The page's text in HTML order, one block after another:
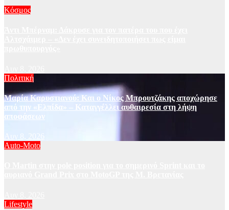
Κόσμος
Πολιτική
Μαρία Καρυστιανού: Και ο Νίκος Μπρουτζάκης αποχώρησε
από την «Ελπίδα» – Καταγγέλλει αυθαιρεσία στη λήψη
αποφάσεων
Αυγ 8, 2026
Auto-Moto
Lifestyle